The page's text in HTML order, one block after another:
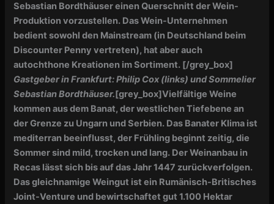
Sebastian Bordthäuser einen Querschnitt der Wein-
Produktion vorzustellen. Das Wein-Unternehmen
bedient sowohl den Mainstream (in Deutschland beim
Discounter Penny vertreten), hat aber auch
autochthone Kreationen im Sortiment. [/grey_box]
Gastgeber in Frankfurt: Philip Cox (links) und Sommelier
Sebastian Bordthäuser.[grey_box]Vielfältige Weine
kommen aus dem Banat, der westlichen Tiefebene an
der Grenze zu Ungarn und Serbien. Das Banater Klima ist
mediterran beeinflusst, der Frühling beginnt zeitig, die
Sommer sind mild, trocken und lang. Der Weinanbau in
Recas lässt sich bis auf das Jahr 1447 zurückverfolgen.
Das gleichnamige Weingut ist ein Rumänisch-Britisches
Joint-Venture und bewirtschaftet gut 1.100 Hektar